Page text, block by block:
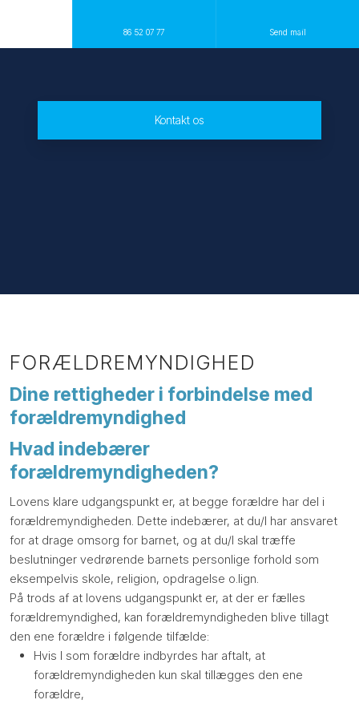
86 52 07 77 Send mail
Kontakt os​
FORÆLDREMYNDIGHED
Dine rettigheder i forbindelse med
forældremyndighed
Hvad indebærer
forældremyndigheden?
Lovens klare udgangspunkt er, at begge forældre har del i
forældremyndigheden. Dette indebærer, at du/I har ansvaret
for at drage omsorg for barnet, og at du/I skal træffe
beslutninger vedrørende barnets personlige forhold som
eksempelvis skole, religion, opdragelse o.lign.
På trods af at lovens udgangspunkt er, at der er fælles
forældremyndighed, kan forældremyndigheden blive tillagt
den ene forældre i følgende tilfælde:
Hvis I som forældre indbyrdes har aftalt, at
forældremyndigheden kun skal tillægges den ene
forældre,